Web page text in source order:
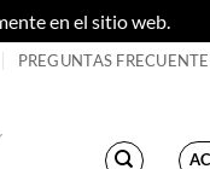
en el sitio web.
PREGUNTAS